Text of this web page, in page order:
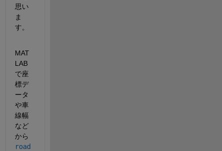
思い
ま
す。
MAT
LAB
で座
標デ
ータ
や車
線幅
など
から
road